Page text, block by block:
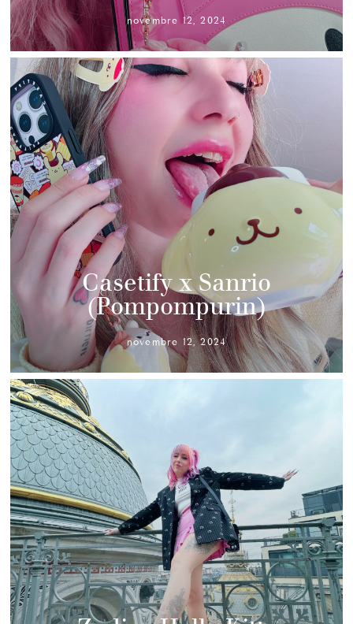
novembre 12, 2024
Casetify x Sanrio
(Pompompurin)
novembre 12, 2024